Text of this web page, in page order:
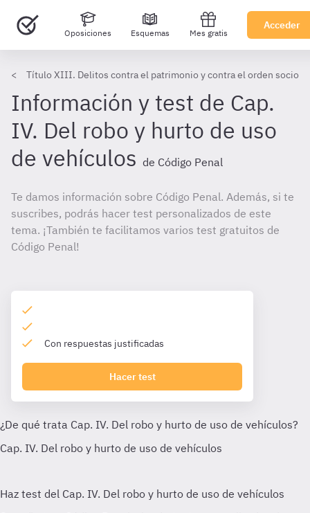
Oposiciones Esquemas Mes gratis
Acceder
Título XIII. Delitos contra el patrimonio y contra el orden
Información y test de Cap.
IV. Del robo y hurto de uso
de vehículos de Código Penal
Te damos información sobre Código Penal. Además, si te
suscribes, podrás hacer test personalizados de este
tema. ¡También te facilitamos varios test gratuitos de
Código Penal!
Con respuestas justificadas
Hacer test